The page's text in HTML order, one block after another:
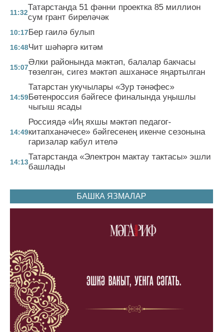
11:32
Татарстанда 51 фәнни проектка 85 миллион
сум грант биреләчәк
10:17Бер гаилә булып
16:48Чит шәһәргә китәм
15:07
Әлки районында мәктәп, балалар бакчасы
төзелгән, сигез мәктәп ашханәсе яңартылган
14:59
Татарстан укучылары «Зур тәнәфес»
Бөтенроссия бәйгесе финалында уңышлы
чыгыш ясады
14:49
Россиядә «Иң яхшы мәктәп педагог-
китапханәчесе» бәйгесенең икенче сезонына
гаризалар кабул ителә
14:13
Татарстанда «Электрон мактау тактасы» эшли
башлады
БАШКА ЯЗМАЛАР